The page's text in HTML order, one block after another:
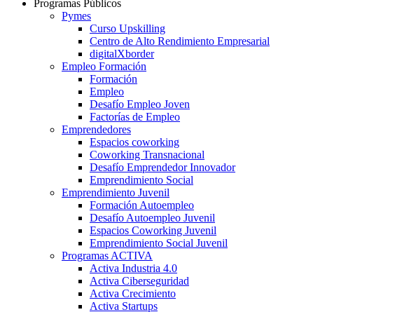
Programas Públicos
Pymes
Curso Upskilling
Centro de Alto Rendimiento Empresarial
digitalXborder
Empleo Formación
Formación
Empleo
Desafío Empleo Joven
Factorías de Empleo
Emprendedores
Espacios coworking
Coworking Transnacional
Desafío Emprendedor Innovador
Emprendimiento Social
Emprendimiento Juvenil
Formación Autoempleo
Desafío Autoempleo Juvenil
Espacios Coworking Juvenil
Emprendimiento Social Juvenil
Programas ACTIVA
Activa Industria 4.0
Activa Ciberseguridad
Activa Crecimiento
Activa Startups